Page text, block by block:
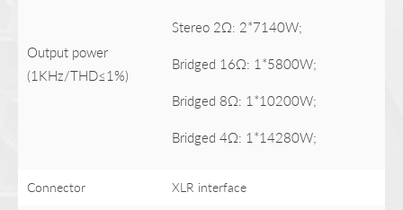
Output power
(1KHz/THD≤1%)
Stereo 2Ω: 2*7140W;
Bridged 16Ω: 1*5800W;
Bridged 8Ω: 1*10200W;
Bridged 4Ω: 1*14280W;
Connector XLR interface